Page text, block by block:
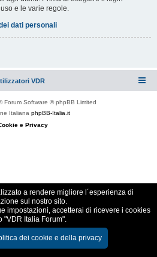
e le varie regole.
dati personali
VDR
Forum Software © phpBB Limited
Italiana phpBB-Italia.it
e Privacy
a rendere migliore l´esperienza di
sul nostro sito.
impostazioni, accetterai di ricevere i cookies
"VDR Italia Forum".
dei cookie e della privacy